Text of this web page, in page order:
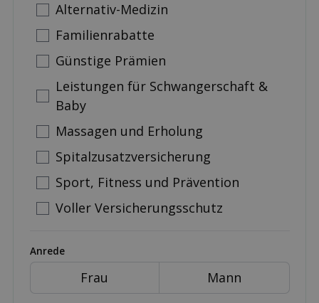
Alternativ-Medizin
Familienrabatte
Günstige Prämien
Leistungen für Schwangerschaft &
Baby
Massagen und Erholung
Spitalzusatzversicherung
Sport, Fitness und Prävention
Voller Versicherungsschutz
Anrede
Frau Mann